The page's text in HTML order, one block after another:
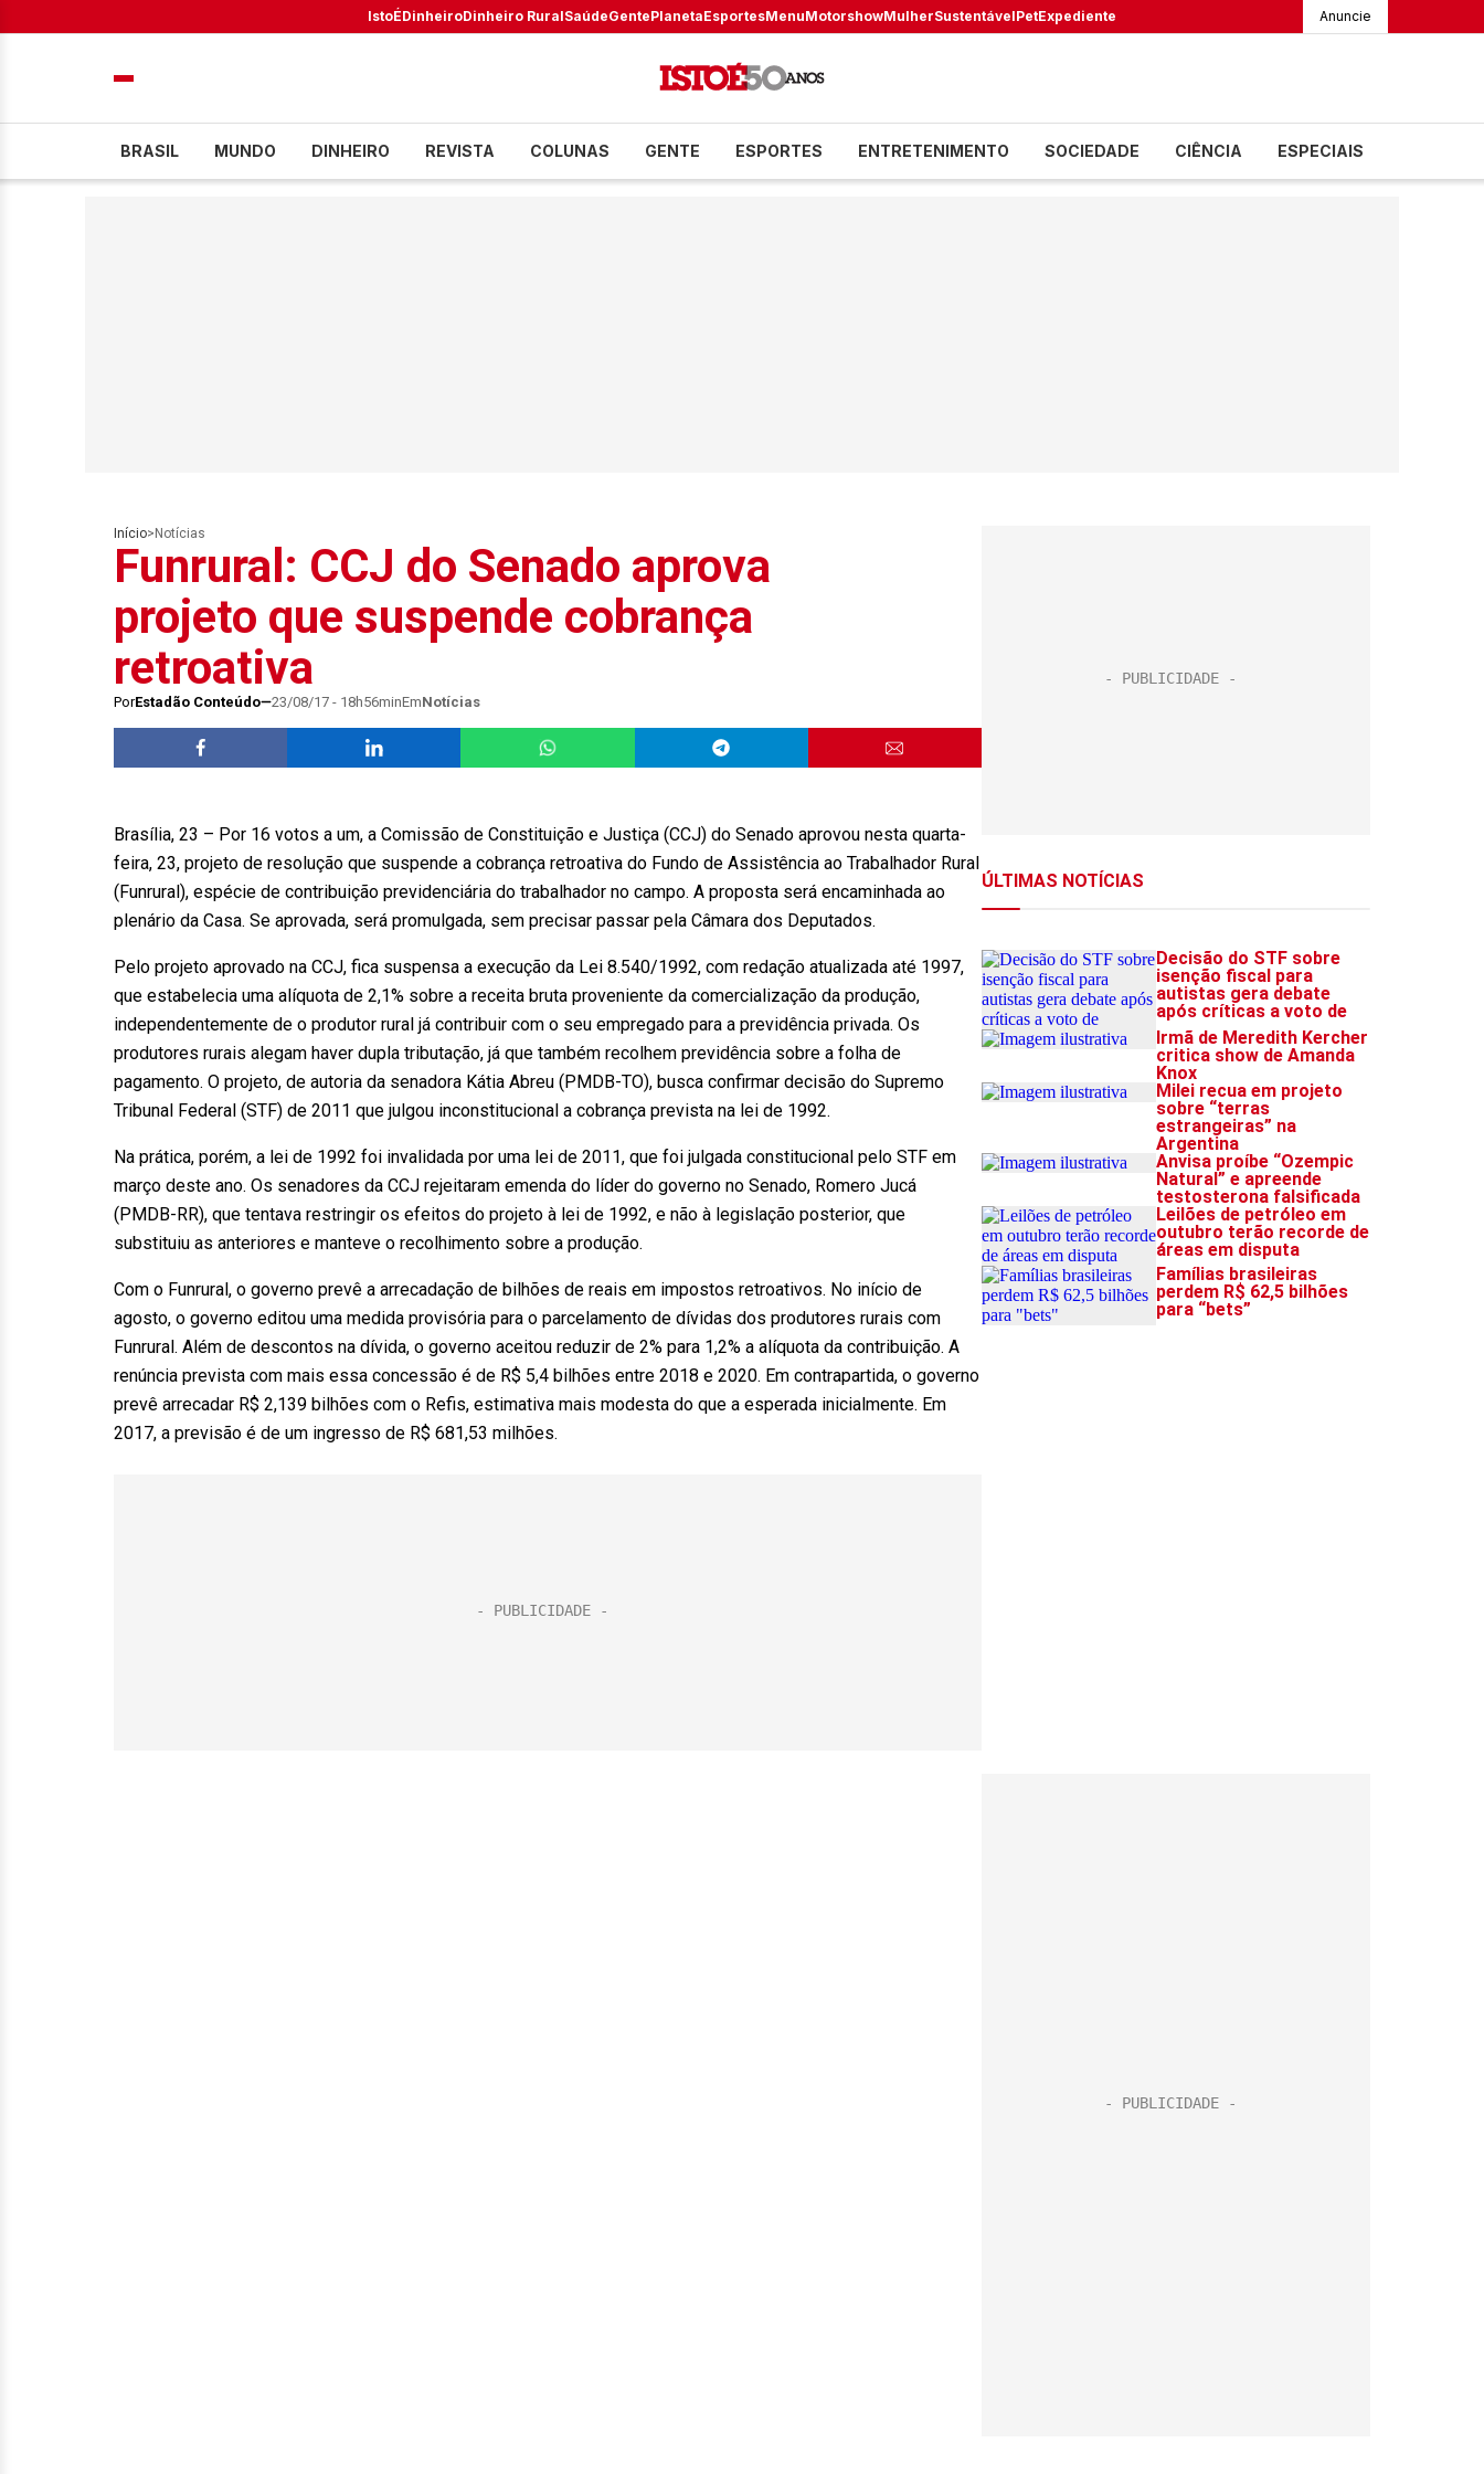
IstoÉDinheiroDinheiro RuralSaúdeGentePlanetaEsportesMenuMotorshowMulherSustentávelPetExpediente Anuncie
BRASIL MUNDO DINHEIRO REVISTA COLUNAS GENTE ESPORTES ENTRETENIMENTO SOCIEDADE CIÊNCIA ESPECIAIS
Início> Notícias
Funrural: CCJ do Senado aprova
projeto que suspende cobrança
retroativa
PorEstadão Conteúdo 23/08/17 - 18h56minEmNotícias
Brasília, 23 – Por 16 votos a um, a Comissão de Constituição e Justiça (CCJ) do Senado aprovou nesta quarta-
feira, 23, projeto de resolução que suspende a cobrança retroativa do Fundo de Assistência ao Trabalhador Rural
(Funrural), espécie de contribuição previdenciária do trabalhador no campo. A proposta será encaminhada ao
plenário da Casa. Se aprovada, será promulgada, sem precisar passar pela Câmara dos Deputados.
Pelo projeto aprovado na CCJ, fica suspensa a execução da Lei 8.540/1992, com redação atualizada até 1997,
que estabelecia uma alíquota de 2,1% sobre a receita bruta proveniente da comercialização da produção,
independentemente de o produtor rural já contribuir com o seu empregado para a previdência privada. Os
produtores rurais alegam haver dupla tributação, já que também recolhem previdência sobre a folha de
pagamento. O projeto, de autoria da senadora Kátia Abreu (PMDB-TO), busca confirmar decisão do Supremo
Tribunal Federal (STF) de 2011 que julgou inconstitucional a cobrança prevista na lei de 1992.
Na prática, porém, a lei de 1992 foi invalidada por uma lei de 2011, que foi julgada constitucional pelo STF em
março deste ano. Os senadores da CCJ rejeitaram emenda do líder do governo no Senado, Romero Jucá
(PMDB-RR), que tentava restringir os efeitos do projeto à lei de 1992, e não à legislação posterior, que
substituiu as anteriores e manteve o recolhimento sobre a produção.
Com o Funrural, o governo prevê a arrecadação de bilhões de reais em impostos retroativos. No início de
agosto, o governo editou uma medida provisória para o parcelamento de dívidas dos produtores rurais com
Funrural. Além de descontos na dívida, o governo aceitou reduzir de 2% para 1,2% a alíquota da contribuição. A
renúncia prevista com mais essa concessão é de R$ 5,4 bilhões entre 2018 e 2020. Em contrapartida, o governo
prevê arrecadar R$ 2,139 bilhões com o Refis, estimativa mais modesta do que a esperada inicialmente. Em
2017, a previsão é de um ingresso de R$ 681,53 milhões.